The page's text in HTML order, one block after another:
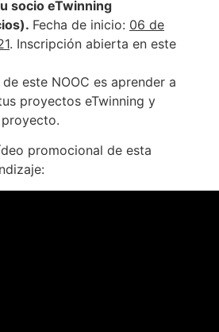
socio eTwinning
Fecha de inicio: 06 de
. Inscripción abierta en este
este NOOC es aprender a
proyectos eTwinning y
promocional de esta